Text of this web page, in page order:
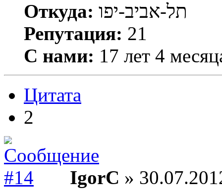
Откуда: תל-אביב-יפו
Репутация: 21
С нами: 17 лет 4
Цитата
2
IgorC »